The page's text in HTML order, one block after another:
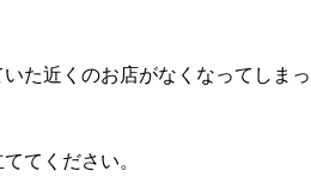
た近くのお店がなくなってしまっ
てください。